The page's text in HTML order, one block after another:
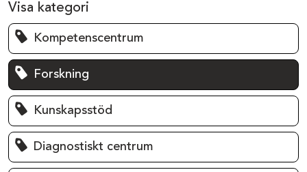
Visa kategori
Kompetenscentrum
Forskning
Kunskapsstöd
Diagnostiskt centrum